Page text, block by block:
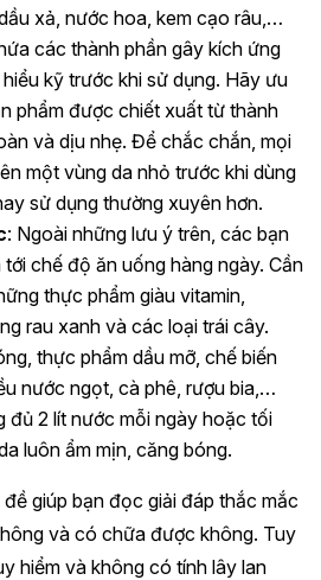
xả, nước hoa, kem cạo râu,…
các thành phần gây kích ứng
kỹ trước khi sử dụng. Hãy ưu
phẩm được chiết xuất từ thành
và dịu nhẹ. Để chắc chắn, mọi
một vùng da nhỏ trước khi dùng
sử dụng thường xuyên hơn.
: Ngoài những lưu ý trên, các bạn
chế độ ăn uống hàng ngày. Cần
thực phẩm giàu vitamin,
rau xanh và các loại trái cây.
thực phẩm dầu mỡ, chế biến
nước ngọt, cà phê, rượu bia,…
đủ 2 lít nước mỗi ngày hoặc tối
luôn ẩm mịn, căng bóng.
giúp bạn đọc giải đáp thắc mắc
và có chữa được không. Tuy
hiểm và không có tính lây lan